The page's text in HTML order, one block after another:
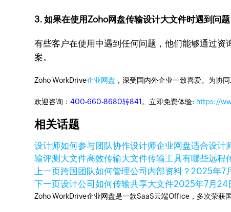
3. 如果在使用Zoho网盘传输设计大文件时遇到问
有些客户在使用中遇到任何问题，他们能够通过
案。
Zoho WorkDrive企业网盘 ，深受国内外企业一致喜爱。为协
欢迎咨询：400-660-8680转841 。立即免费体验: https://
相关话题
设计师如何参与团队协作设计师企业网盘适合设计
输评测 大文件高效传输大文件传输工具有哪些远程
上一页跨国团队如何管理公司内部资料？2025年7
下一页设计公司如何传输共享大文件2025年7月24
Zoho WorkDrive企业网盘是一款SaaS云端Office，多次荣获